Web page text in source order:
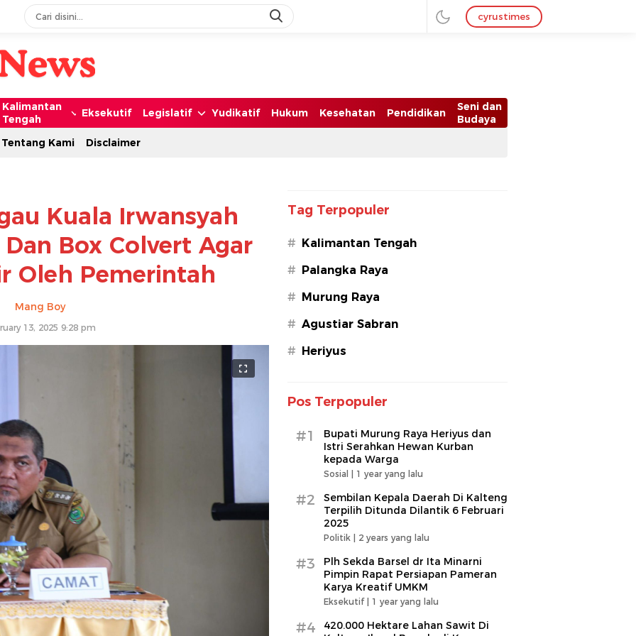
cyrustimes
Kalimantan
Tengah
Eksekutif Legislatif Yudikatif Hukum Kesehatan Pendidikan
Seni dan
Budaya
Tentang Kami
Disclaimer
Kuala Irwansyah
Box Colvert Agar
Oleh Pemerintah
Mang Boy
13, 2025 9:28 pm
Tag Terpopuler
# Kalimantan Tengah
# Palangka Raya
# Murung Raya
# Agustiar Sabran
# Heriyus
Pos Terpopuler
#1
Bupati Murung Raya Heriyus dan
Istri Serahkan Hewan Kurban
kepada Warga
Sosial | 1 year yang lalu
#2
Sembilan Kepala Daerah Di Kalteng
Terpilih Ditunda Dilantik 6 Februari
2025
Politik | 2 years yang lalu
#3
Plh Sekda Barsel dr Ita Minarni
Pimpin Rapat Persiapan Pameran
Karya Kreatif UMKM
Eksekutif | 1 year yang lalu
#4
420.000 Hektare Lahan Sawit Di